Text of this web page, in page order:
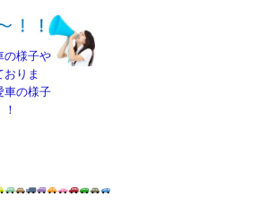
の様子や
りま
車の様子